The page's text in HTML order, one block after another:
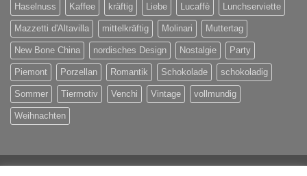
Haselnuss Kaffee kräftig Liebe Lucaffè Lunchserviette
Mazzetti d'Altavilla mittelkräftig Molinari Muttertag
New Bone China nordisches Design Nostalgie Party
Piemont Porzellan Romantik Schokolade schokoladig
Sommer Tiermotiv Venchi Vintage vollmundig
Weihnachten